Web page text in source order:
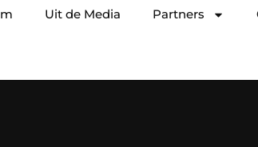
Uit de Media Partners